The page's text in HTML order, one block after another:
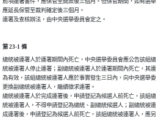
應延長保管至裁判確定後三個月。
連署及查核辦法，由中央選舉委員會定之。
第 23-1 條
總統被連署人於連署期間內死亡，中央選舉委員會應公告該組
統被連署人停止連署；副總統被連署人於連署期間內死亡，其
為有效，該組總統被連署人應於事實發生三日內，向中央選舉
更換副總統被連署人，繼續徵求連署。
總統被連署人於完成連署後，申請登記為候選人前死亡，該組
統被連署人，不得申請登記為總統、副總統候選人；副總統被
成連署後，申請登記為候選人前死亡，該組總統被連署人，應